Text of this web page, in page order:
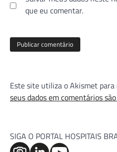
que eu comentar.
Este site utiliza o Akismet para
seus dados em comentários
SIGA O PORTAL HOSPITAIS